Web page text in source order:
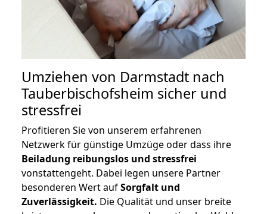
Umziehen von Darmstadt nach
Tauberbischofsheim sicher und
stressfrei
Profitieren Sie von unserem erfahrenen
Netzwerk für günstige Umzüge oder dass ihre
Beiladung reibungslos und stressfrei
vonstattengeht. Dabei legen unsere Partner
besonderen Wert aufSorgfalt und
Zuverlässigkeit. Die Qualität und unser breite